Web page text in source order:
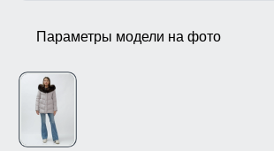
Параметры модели на фото